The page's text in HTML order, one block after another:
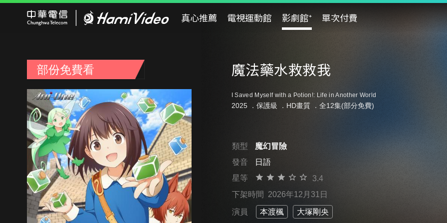
真心推薦 電視運動館 影劇館⁺ 單次付費
部份免費看 魔法藥水救救我
I Saved Myself with a Potion!: Life in Another World
2025 ． 保護級 ．HD畫質 ．全12集(部分免費)
類型
魔幻冒險
發音
日語
星等
3.4
下架時間 2026年12月31日
演員 本渡楓 大塚剛央